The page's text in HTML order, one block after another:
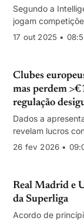
Segundo a
jogam
internacional, com
17 out 2025 •
Clubes
mas perdem
regulação
Dados a
revelam lucros
emblemas;
26 fev 2026 •
Real Madrid e
da Superliga
Acordo de